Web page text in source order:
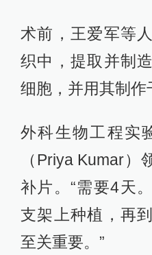
术前，王爱军等
织中，提取并制
细胞，并用其制作
外科生物工程实
（Priya Kumar）
补片。“需要4天
支架上种植，再
至关重要。”